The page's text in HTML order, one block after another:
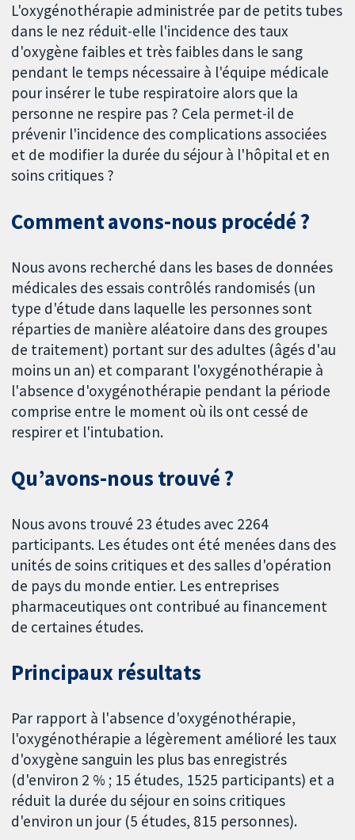
L'oxygénothérapie administrée par de petits tubes
dans le nez réduit-elle l'incidence des taux
d'oxygène faibles et très faibles dans le sang
pendant le temps nécessaire à l'équipe médicale
pour insérer le tube respiratoire alors que la
personne ne respire pas ? Cela permet-il de
prévenir l'incidence des complications associées
et de modifier la durée du séjour à l'hôpital et en
soins critiques ?
Comment avons-nous procédé ?
Nous avons recherché dans les bases de données
médicales des essais contrôlés randomisés (un
type d'étude dans laquelle les personnes sont
réparties de manière aléatoire dans des groupes
de traitement) portant sur des adultes (âgés d'au
moins un an) et comparant l'oxygénothérapie à
l'absence d'oxygénothérapie pendant la période
comprise entre le moment où ils ont cessé de
respirer et l'intubation.
Qu’avons-nous trouvé ?
Nous avons trouvé 23 études avec 2264
participants. Les études ont été menées dans des
unités de soins critiques et des salles d'opération
de pays du monde entier. Les entreprises
pharmaceutiques ont contribué au financement
de certaines études.
Principaux résultats
Par rapport à l'absence d'oxygénothérapie,
l'oxygénothérapie a légèrement amélioré les taux
d'oxygène sanguin les plus bas enregistrés
(d'environ 2 % ; 15 études, 1525 participants) et a
réduit la durée du séjour en soins critiques
d'environ un jour (5 études, 815 personnes).